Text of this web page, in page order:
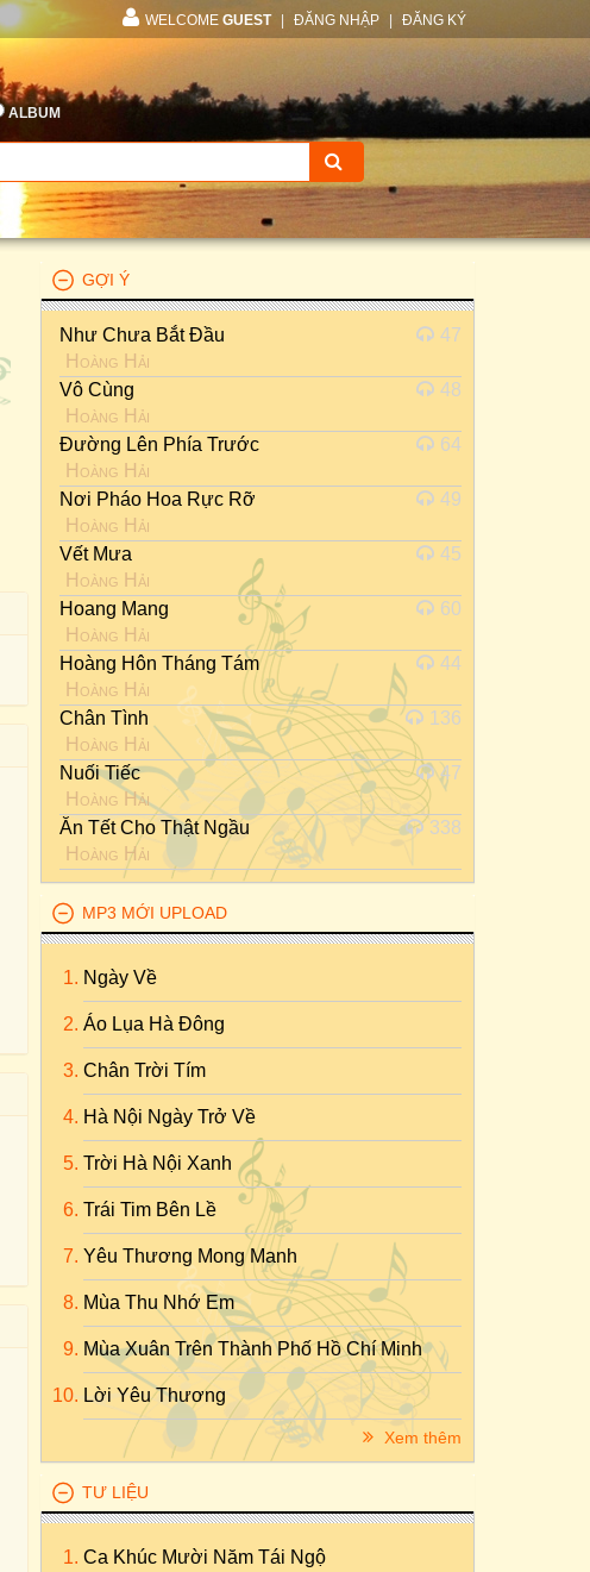
WELCOME GUEST ĐĂNG NHẬP ĐĂNG KÝ
ALBUM
GỢI Ý
Như Chưa Bắt Đầu
Hoàng Hải
47
Vô Cùng
Hoàng Hải
48
Đường Lên Phía Trước
Hoàng Hải
64
Nơi Pháo Hoa Rực Rỡ
Hoàng Hải
49
Vết Mưa
Hoàng Hải
45
Hoang Mang
Hoàng Hải
60
Hoàng Hôn Tháng Tám
Hoàng Hải
44
Chân Tình
Hoàng Hải
136
Nuối Tiếc
Hoàng Hải
47
Ăn Tết Cho Thật Ngầu
Hoàng Hải
338
MP3 MỚI UPLOAD
Ngày Về
Áo Lụa Hà Đông
Chân Trời Tím
Hà Nội Ngày Trở Về
Trời Hà Nội Xanh
Trái Tim Bên Lề
Yêu Thương Mong Manh
Mùa Thu Nhớ Em
Mùa Xuân Trên Thành Phố Hồ Chí Minh
Lời Yêu Thương
Xem thêm
TƯ LIỆU
Ca Khúc Mười Năm Tái Ngộ